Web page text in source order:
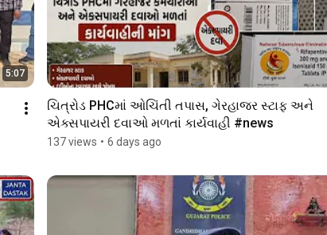
5:07
ચિત્રોડ PHCમાં ઓચિંતી તપાસ, ગેરહાજર સ્ટાફ અને
137 views • 6 days ago